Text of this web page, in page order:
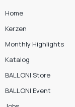
Home
Kerzen
Monthly Highlights
Katalog
BALLONI Store
BALLONI Event